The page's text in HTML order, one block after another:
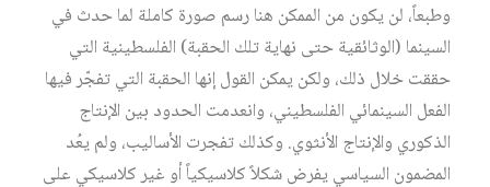
وطبعاً، لن يكون من الممكن هنا رسم صورة كاملة لما حدث في
السينما (الوثائقية حتى نهاية تلك الحقبة) الفلسطينية التي
حققت خلال ذلك، ولكن يمكن القول إنها الحقبة التي تفجّر فيها
الفعل السينمائي الفلسطيني، وانعدمت الحدود بين الإنتاج
الذكوري والإنتاج الأنثوي. وكذلك تفجرت الأساليب، ولم يعُد
المضمون السياسي يفرض شكلاً كلاسيكياً أو غير كلاسيكي على